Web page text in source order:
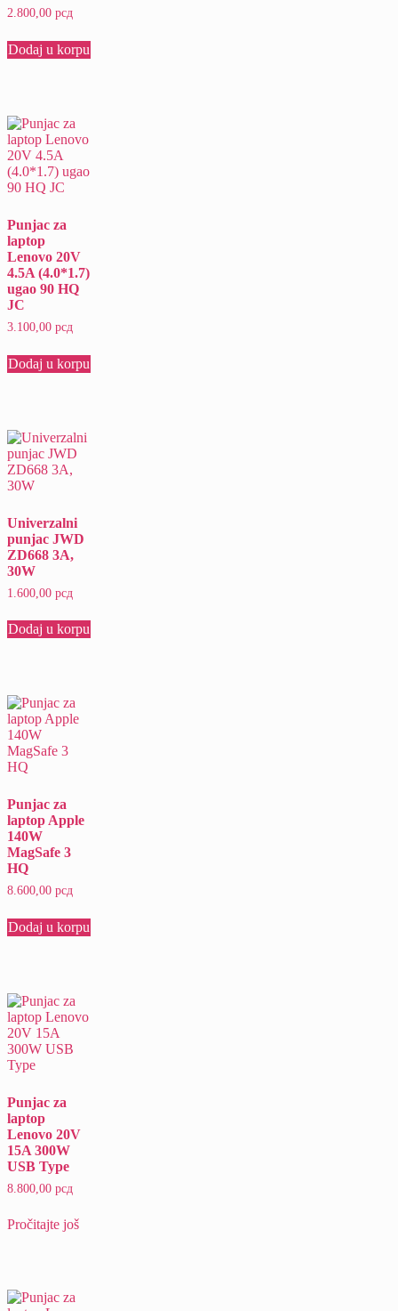
2.800,00 рсд
Dodaj u korpu
Punjac za
laptop
Lenovo 20V
4.5A (4.0*1.7)
ugao 90 HQ
JC
3.100,00 рсд
Dodaj u korpu
Univerzalni
punjac JWD
ZD668 3A,
30W
1.600,00 рсд
Dodaj u korpu
Punjac za
laptop Apple
140W
MagSafe 3
HQ
8.600,00 рсд
Dodaj u korpu
Punjac za
laptop
Lenovo 20V
15A 300W
USB Type
8.800,00 рсд
Pročitajte još